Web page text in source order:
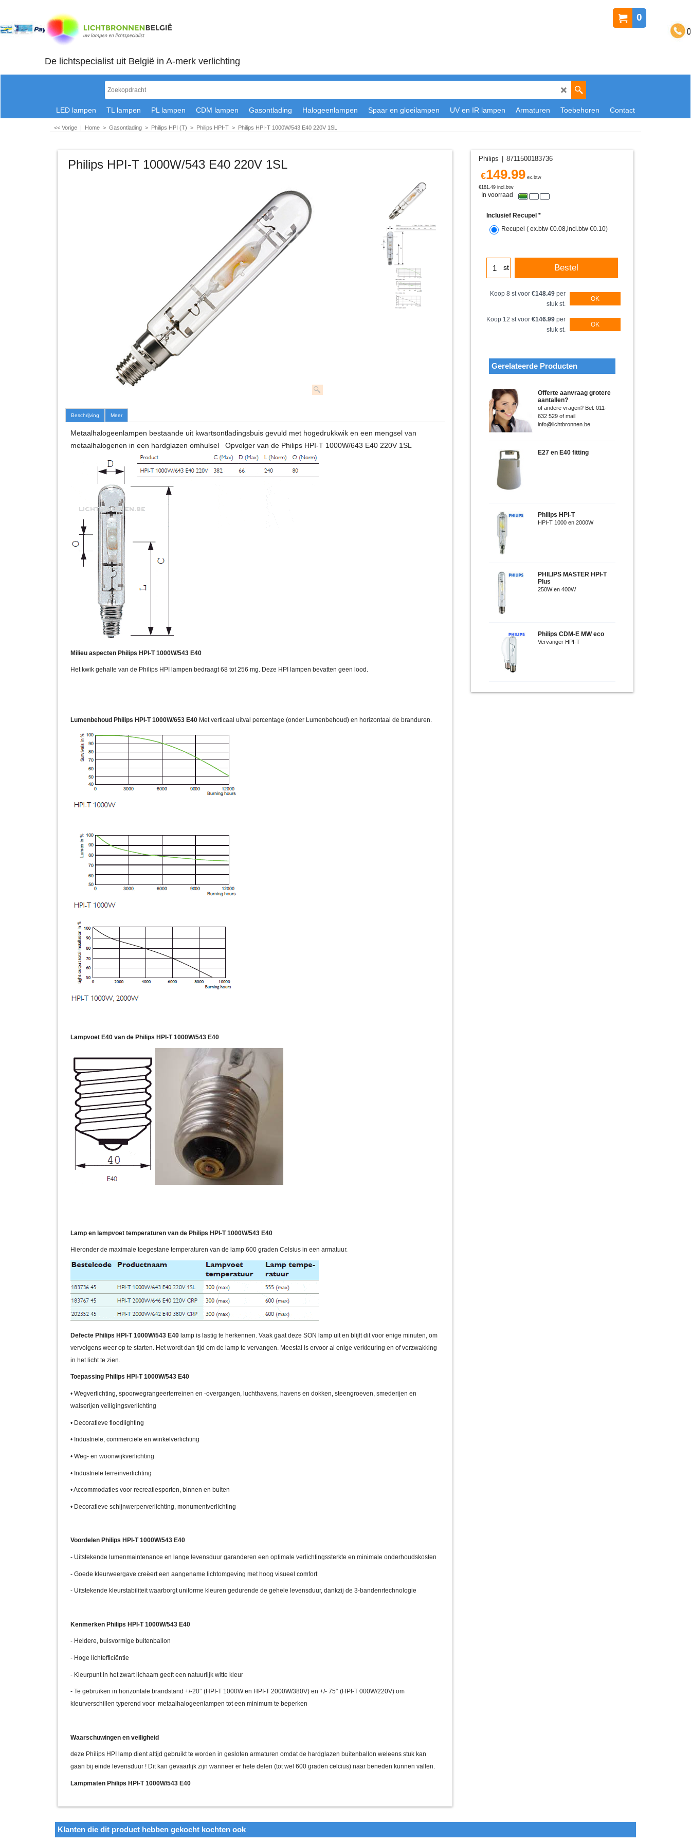
0
De lichtspecialist uit België in A-merk verlichting
LED lampen TL lampen PL lampen CDM lampen Gasontlading Halogeenlampen Spaar en gloeilampen UV en IR lampen Armaturen Toebehoren Contact
<< Vorige | Home > Gasontlading > Philips HPI (T) > Philips HPI-T > Philips HPI-T 1000W/543 E40 220V 1SL
Philips HPI-T 1000W/543 E40 220V 1SL
Beschrijving Meer
Metaalhalogeenlampen bestaande uit kwartsontladingsbuis gevuld met hogedrukkwik en een mengsel van
metaalhalogenen in een hardglazen omhulsel Opvolger van de Philips HPI-T 1000W/643 E40 220V 1SL
Milieu aspecten Philips HPI-T 1000W/543 E40
Het kwik gehalte van de Philips HPI lampen bedraagt 68 tot 256 mg. Deze HPI lampen bevatten geen lood.
Lumenbehoud Philips HPI-T 1000W/653 E40 Met verticaal uitval percentage (onder Lumenbehoud) en horizontaal de branduren.
Lampvoet E40 van de Philips HPI-T 1000W/543 E40
Lamp en lampvoet temperaturen van de Philips HPI-T 1000W/543 E40
Hieronder de maximale toegestane temperaturen van de lamp 600 graden Celsius in een armatuur.
Defecte Philips HPI-T 1000W/543 E40 lamp is lastig te herkennen. Vaak gaat deze SON lamp uit en blijft dit voor enige minuten, om
vervolgens weer op te starten. Het wordt dan tijd om de lamp te vervangen. Meestal is ervoor al enige verkleuring en of verzwakking
in het licht te zien.
Toepassing Philips HPI-T 1000W/543 E40
• Wegverlichting, spoorwegrangeerterreinen en -overgangen, luchthavens, havens en dokken, steengroeven, smederijen en
walserijen veiligingsverlichting
• Decoratieve floodlighting
• Industriële, commerciële en winkelverlichting
• Weg- en woonwijkverlichting
• Industriële terreinverlichting
• Accommodaties voor recreatiesporten, binnen en buiten
• Decoratieve schijnwerperverlichting, monumentverlichting
Voordelen Philips HPI-T 1000W/543 E40
- Uitstekende lumenmaintenance en lange levensduur garanderen een optimale verlichtingssterkte en minimale onderhoudskosten
- Goede kleurweergave creëert een aangename lichtomgeving met hoog visueel comfort
- Uitstekende kleurstabiliteit waarborgt uniforme kleuren gedurende de gehele levensduur, dankzij de 3-bandenrtechnologie
Kenmerken Philips HPI-T 1000W/543 E40
- Heldere, buisvormige buitenballon
- Hoge lichtefficiëntie
- Kleurpunt in het zwart lichaam geeft een natuurlijk witte kleur
- Te gebruiken in horizontale brandstand +/-20° (HPI-T 1000W en HPI-T 2000W/380V) en +/- 75° (HPI-T 000W/220V) om
kleurverschillen typerend voor metaalhalogeenlampen tot een minimum te beperken
Waarschuwingen en veiligheid
deze Philips HPI lamp dient altijd gebruikt te worden in gesloten armaturen omdat de hardglazen buitenballon weleens stuk kan
gaan bij einde levensduur ! Dit kan gevaarlijk zijn wanneer er hete delen (tot wel 600 graden celcius) naar beneden kunnen vallen.
Lampmaten Philips HPI-T 1000W/543 E40
Philips 8711500183736
€149.99 ex.btw
€181.49 incl.btw
In voorraad
Inclusief Recupel *
Recupel ( ex.btw €0.08,incl.btw €0.10)
st Bestel
Koop 8 st voor €148.49per
stuk st.
OK
Koop 12 st voor €146.99per
stuk st.
OK
Gerelateerde Producten
Offerte aanvraag grotere
aantallen?
of andere vragen? Bel: 011-
632 529 of mail
info@lichtbronnen.be
E27 en E40 fitting
Philips HPI-T
HPI-T 1000 en 2000W
PHILIPS MASTER HPI-T
Plus
250W en 400W
Philips CDM-E MW eco
Vervanger HPI-T
Klanten die dit product hebben gekocht kochten ook